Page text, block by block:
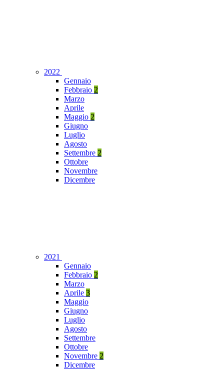
2022
Gennaio
Febbraio 2
Marzo
Aprile
Maggio 2
Giugno
Luglio
Agosto
Settembre 2
Ottobre
Novembre
Dicembre
2021
Gennaio
Febbraio 2
Marzo
Aprile 3
Maggio
Giugno
Luglio
Agosto
Settembre
Ottobre
Novembre 2
Dicembre